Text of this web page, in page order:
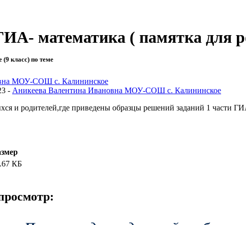
математика ( памятка для
(9 класс) по теме
- Аникеева Валентина Ивановна МОУ-СОШ с. Калининское
и родителей,где приведены образцы решений заданий 1 части
КБ